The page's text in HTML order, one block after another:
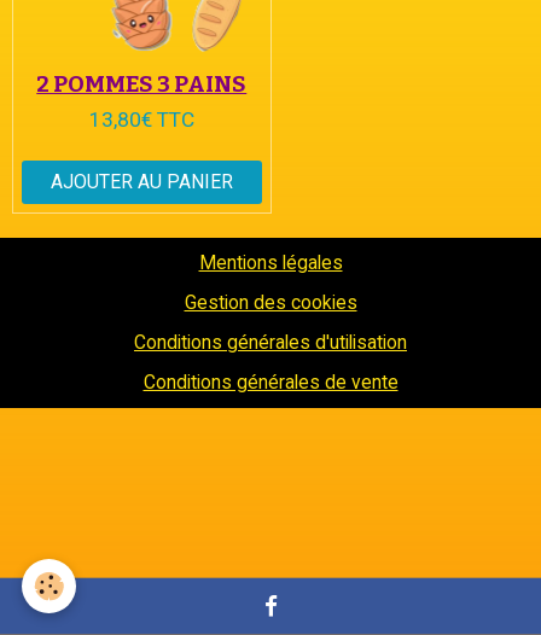
2 POMMES 3 PAINS
13,80€ TTC
AJOUTER AU PANIER
Mentions légales
Gestion des cookies
Conditions générales d'utilisation
Conditions générales de vente